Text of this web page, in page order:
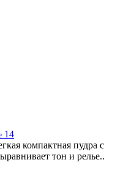
14
компактная пудра с
тон и релье..